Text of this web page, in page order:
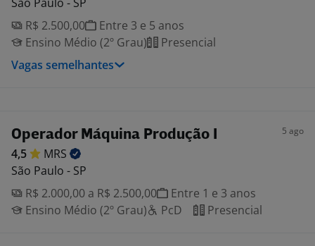
R$ 2.500,00
Entre 3 e 5 anos
Ensino Médio (2º Grau)
Presencial
Vagas semelhantes
Operador Máquina Produção I 5 ago
4,5
MRS
São Paulo - SP
R$ 2.000,00 a R$ 2.500,00
Entre 1 e 3 anos
Ensino Médio (2º Grau)
PcD Presencial